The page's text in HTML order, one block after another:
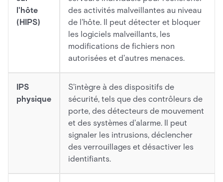
l'hôte
(HIPS)
des activités malveillantes au niveau
de l'hôte. Il peut détecter et bloquer
les logiciels malveillants, les
modifications de fichiers non
autorisées et d'autres menaces.
IPS
physique
S'intègre à des dispositifs de
sécurité, tels que des contrôleurs de
porte, des détecteurs de mouvement
et des systèmes d'alarme. Il peut
signaler les intrusions, déclencher
des verrouillages et désactiver les
identifiants.